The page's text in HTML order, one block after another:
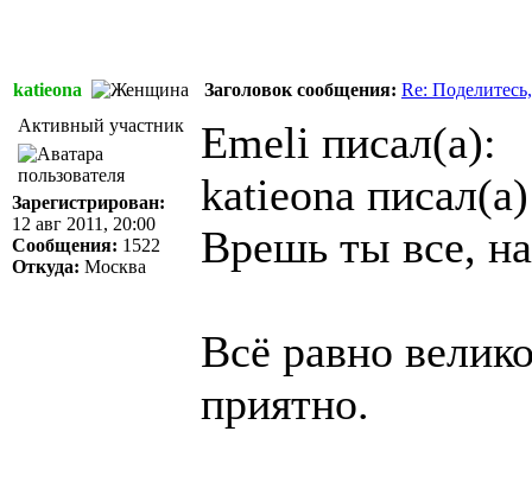
katieona Заголовок сообщения: Re:
Активный участник
Зарегистрирован:
12 авг 2011, 20:00
Сообщения: 1522
Откуда: Москва
Emeli писал(а):
katieona
Врешь ты все,
Всё равно
приятно.